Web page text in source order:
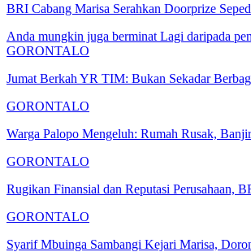
BRI Cabang Marisa Serahkan Doorprize
Anda mungkin juga berminat Lagi daripada
GORONTALO
Jumat Berkah YR TIM: Bukan Sekadar
GORONTALO
Warga Palopo Mengeluh: Rumah Rusak,
GORONTALO
Rugikan Finansial dan Reputasi Perusahaan,
GORONTALO
Syarif Mbuinga Sambangi Kejari Marisa,